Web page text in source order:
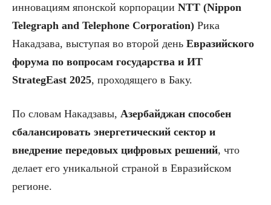
инновациям японской корпорации NTT (Nippon
Telegraph and Telephone Corporation) Рика
Накадзава, выступая во второй день Евразийского
форума по вопросам государства и ИТ
StrategEast 2025, проходящего в Баку.
По словам Накадзавы, Азербайджан способен
сбалансировать энергетический сектор и
внедрение передовых цифровых решений, что
делает его уникальной страной в Евразийском
регионе.